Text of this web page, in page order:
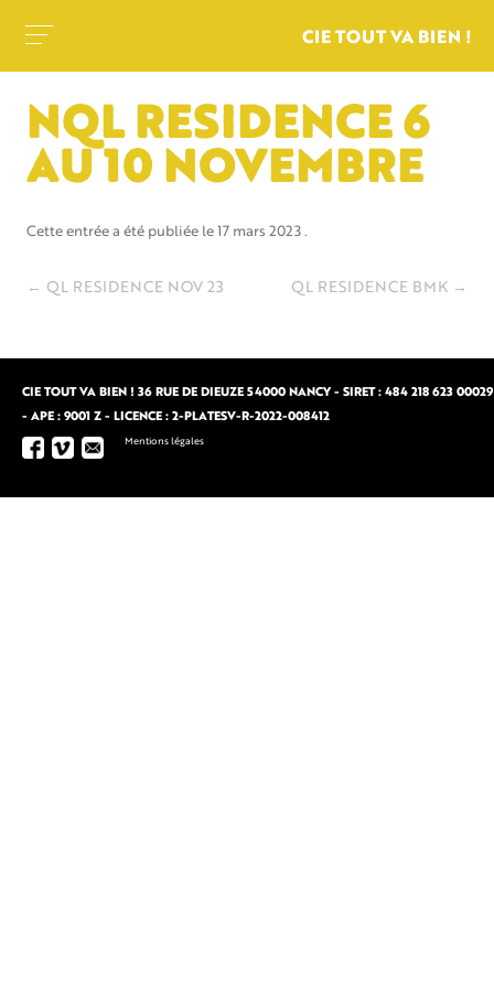
NQL RESIDENCE 6
AU 10 NOVEMBRE
Cette entrée a été publiée le 17 mars 2023 .
Navigation
← QL RESIDENCE NOV 23 QL RESIDENCE BMK →
CIE TOUT VA BIEN ! 36 RUE DE DIEUZE 54000 NANCY - SIRET : 484 218 623 00029
- APE : 9001 Z - LICENCE : 2-PLATESV-R-2022-008412
Mentions légales
CIE TOUT VA BIEN !